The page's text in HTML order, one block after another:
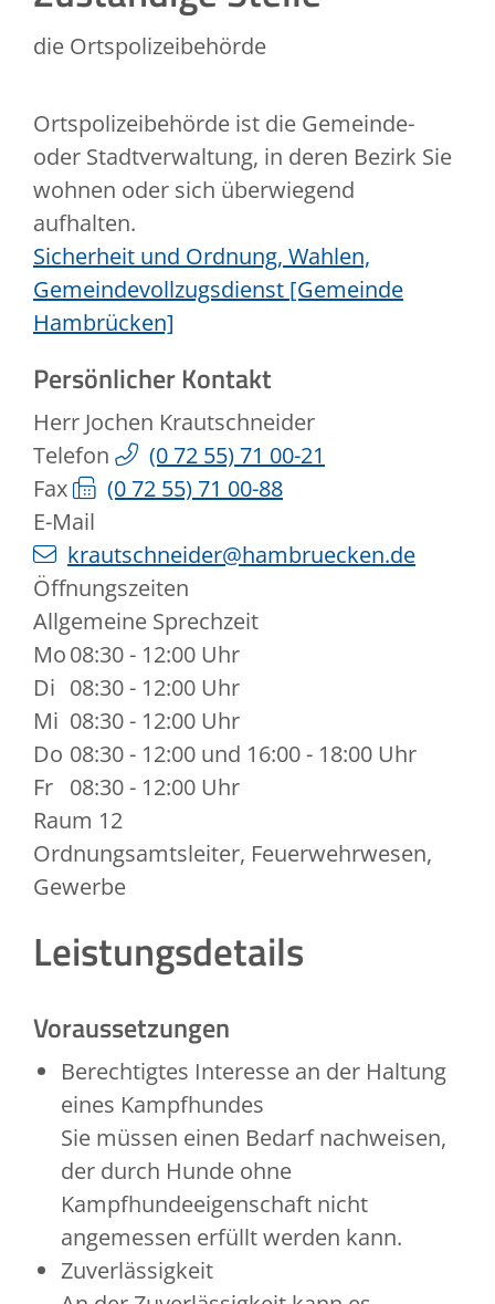
die Ortspolizeibehörde
Ortspolizeibehörde ist die Gemeinde-
oder Stadtverwaltung, in deren Bezirk Sie
wohnen oder sich überwiegend
aufhalten.
Sicherheit und Ordnung, Wahlen,
Gemeindevollzugsdienst [Gemeinde
Hambrücken]
Persönlicher Kontakt
Herr Jochen Krautschneider
Telefon
(072 55) 71 00-21
Fax
(072 55) 71 00-88
E-Mail
krautschneider@hambruecken.de
Öffnungszeiten
Allgemeine Sprechzeit
Mo08:30 - 12:00 Uhr
Di 08:30 - 12:00 Uhr
Mi 08:30 - 12:00 Uhr
Do 08:30 - 12:00 und 16:00 - 18:00 Uhr
Fr 08:30 - 12:00 Uhr
Raum 12
Ordnungsamtsleiter, Feuerwehrwesen,
Gewerbe
Leistungsdetails
Voraussetzungen
Berechtigtes Interesse an der Haltung
eines Kampfhundes
Sie müssen einen Bedarf nachweisen,
der durch Hunde ohne
Kampfhundeeigenschaft nicht
angemessen erfüllt werden kann.
Zuverlässigkeit